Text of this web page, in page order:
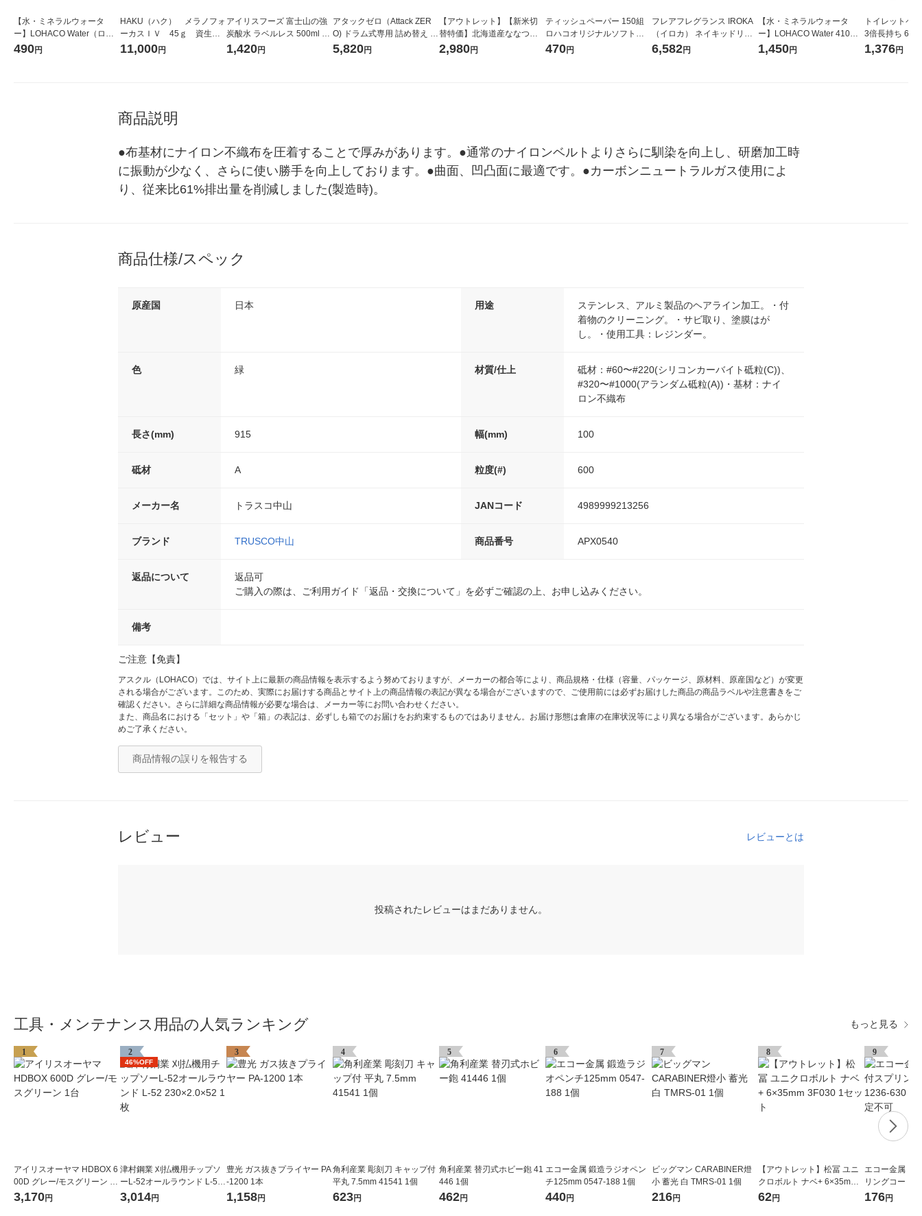
【水・ミネラルウォータ
ー】LOHACO Water（ロハ
コウォーター）2L ラベルレ
490円
HAKU（ハク） メラノフォ
ーカスＩＶ 45ｇ 資生
堂 おまけ付き
11,000円
アイリスフーズ 富士山の強
炭酸水 ラベルレス 500ml 1
箱（24本入）
1,420円
アタックゼロ（Attack ZER
O) ドラム式専用 詰め替え メ
ガジャンボ 2300g 1セット
5,820円
【アウトレット】【新米切
替特価】北海道産ななつぼ
し 無洗米 5kg 1袋 令和7年産
2,980円
ティッシュペーパー 150組
ロハコオリジナルソフトパ
ックティッシュ フィオナ オ
470円
フレアフレグランス IROKA
（イロカ） ネイキッドリリ
ーの香り 柔軟剤 詰め替え 超
6,582円
【水・ミネラルウォータ
ー】LOHACO Water 410ml
1箱（20本入）ラベルレス
1,450円
トイレットペ
3倍長持ち 6ロール
紙配合 スコッ
1,376円
商品説明
●布基材にナイロン不織布を圧着することで厚みがあります。●通常のナイロンベルトよりさらに馴染を向上し、研磨加工時
に振動が少なく、さらに使い勝手を向上しております。●曲面、凹凸面に最適です。●カーボンニュートラルガス使用によ
り、従来比61%排出量を削減しました(製造時)。
商品仕様/スペック
原産国 日本 用途
ステンレス、アルミ製品のヘアライン加工。・付
着物のクリーニング。・サビ取り、塗膜はが
し。・使用工具：レジンダー。
色 緑 材質/仕上
砥材：#60〜#220(シリコンカーバイト砥粒(C))、
#320〜#1000(アランダム砥粒(A))・基材：ナイ
ロン不織布
長さ(mm) 915 幅(mm) 100
砥材 A 粒度(#) 600
メーカー名 トラスコ中山 JANコード 4989999213256
ブランド TRUSCO中山 商品番号 APX0540
返品について
返品可
ご購入の際は、ご利用ガイド「返品・交換について」を必ずご確認の上、お申し込みください。
備考
ご注意【免責】
アスクル（LOHACO）では、サイト上に最新の商品情報を表示するよう努めておりますが、メーカーの都合等により、商品規格・仕様（容量、パッケージ、原材料、原産国など）が変更
される場合がございます。このため、実際にお届けする商品とサイト上の商品情報の表記が異なる場合がございますので、ご使用前には必ずお届けした商品の商品ラベルや注意書きをご
確認ください。さらに詳細な商品情報が必要な場合は、メーカー等にお問い合わせください。
また、商品名における「セット」や「箱」の表記は、必ずしも箱でのお届けをお約束するものではありません。お届け形態は倉庫の在庫状況等により異なる場合がございます。あらかじ
めご了承ください。
商品情報の誤りを報告する
レビュー レビューとは
投稿されたレビューはまだありません。
工具・メンテナンス用品の人気ランキング もっと見る
1
アイリスオーヤマ HDBOX 6
00D グレー/モスグリーン 1
台
3,170円
2
46%OFF
津村鋼業 刈払機用チップソ
ーL-52オールラウンド L-52
230×2.0×52 1枚
3,014円
3
豊光 ガス抜きプライヤー PA
-1200 1本
1,158円
4
角利産業 彫刻刀 キャップ付
平丸 7.5mm 41541 1個
623円
5
角利産業 替刃式ホビー鉋 41
446 1個
462円
6
エコー金属 鍛造ラジオペン
チ125mm 0547-188 1個
440円
7
ビッグマン CARABINER燈
小 蓄光 白 TMRS-01 1個
216円
8
【アウトレット】松冨 ユニ
クロボルト ナベ+ 6×35mm 3
F030 1セット
62円
9
エコー金属 カ
リングコード
個 ※色指定
176円